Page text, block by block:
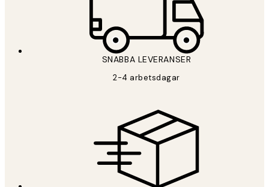
SNABBA LEVERANSER
2-4 arbetsdagar